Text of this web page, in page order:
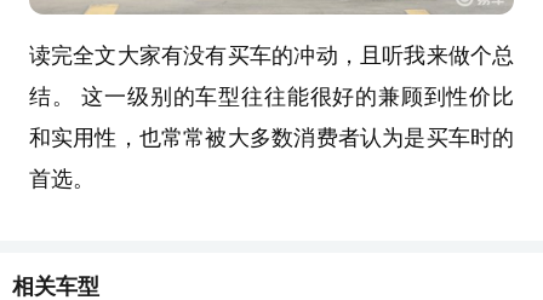
读完全文大家有没有买车的冲动，且听我来做个总
结。 这一级别的车型往往能很好的兼顾到性价比
和实用性，也常常被大多数消费者认为是买车时的
首选。
相关车型